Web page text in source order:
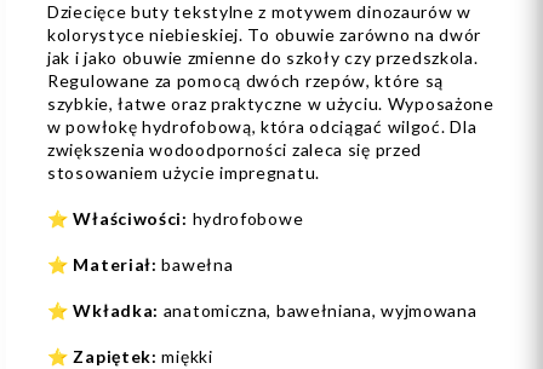
Dziecięce buty tekstylne z motywem dinozaurów w
kolorystyce niebieskiej. To obuwie zarówno na dwór
jak i jako obuwie zmienne do szkoły czy przedszkola.
Regulowane za pomocą dwóch rzepów, które są
szybkie, łatwe oraz praktyczne w użyciu. Wyposażone
w powłokę hydrofobową, która odciągać wilgoć. Dla
zwiększenia wodoodporności zaleca się przed
stosowaniem użycie impregnatu.
⭐ Właściwości: hydrofobowe
⭐ Materiał:bawełna
⭐Wkładka: anatomiczna, bawełniana, wyjmowana
⭐ Zapiętek:miękki